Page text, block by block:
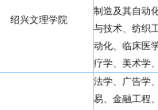
绍兴文理学院
制造及其自动
与技术、纺织
动化、临床医
疗学、美术学
法学、广告学
易、金融工程